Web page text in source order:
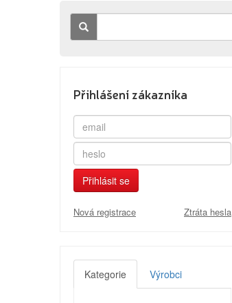
Přihlášení zákazníka
Přihlásit se
Nová registrace Ztráta hesla
Kategorie Výrobci